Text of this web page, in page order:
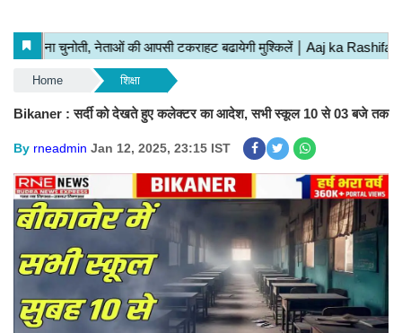
Home शिक्षा
Bikaner : सर्दी को देखते हुए कलेक्टर का आदेश, सभी स्कूल 10 से 03 बजे तक
By rneadmin Jan 12, 2025, 23:15 IST